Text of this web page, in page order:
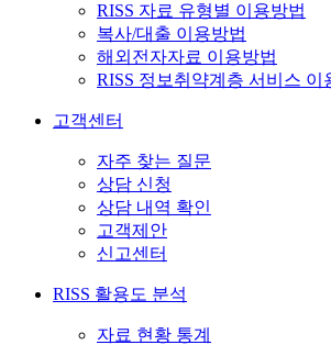
RISS 자료 유형별 이용방법
복사/대출 이용방법
해외전자자료 이용방법
RISS 정보취약계층 서비스 이
고객센터
자주 찾는 질문
상담 신청
상담 내역 확인
고객제안
신고센터
RISS 활용도 분석
자료 현황 통계